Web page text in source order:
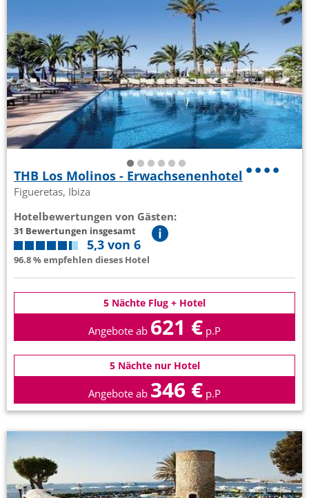
THB Los Molinos - Erwachsenenhotel
Figueretas, Ibiza
Hotelbewertungen von Gästen:
31 Bewertungen insgesamt
5,3 von 6
96.8 % empfehlen dieses Hotel
5 Nächte Flug + Hotel
Angebote ab 621 € p.P
5 Nächte nur Hotel
Angebote ab 346 € p.P